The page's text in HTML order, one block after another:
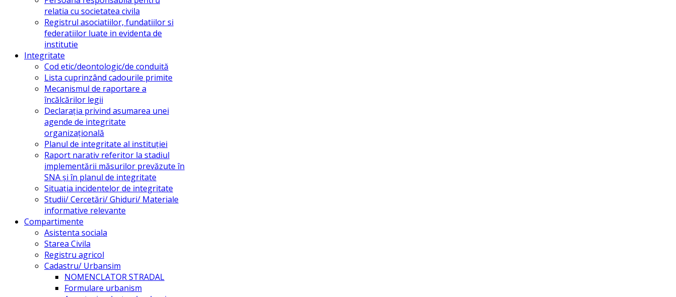
relatia cu societatea civila
Registrul asociatiilor, fundatiilor si
federatiilor luate in evidenta de
institutie
Integritate
Cod etic/deontologic/de conduită
Lista cuprinzând cadourile primite
Mecanismul de raportare a
încălcărilor legii
Declarația privind asumarea unei
agende de integritate
organizațională
Planul de integritate al instituției
Raport narativ referitor la stadiul
implementării măsurilor prevăzute în
SNA și în planul de integritate
Situația incidentelor de integritate
Studii/ Cercetări/ Ghiduri/ Materiale
informative relevante
Compartimente
Asistenta sociala
Starea Civila
Registru agricol
Cadastru/ Urbansim
NOMENCLATOR STRADAL
Formulare urbanism